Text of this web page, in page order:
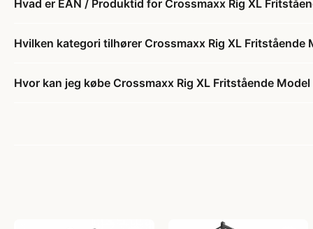
Hvad er EAN / Produktid for Crossmaxx Rig XL
Hvilken kategori tilhører Crossmaxx Rig XL Fritstående
Hvor kan jeg købe Crossmaxx Rig XL Fritstående Model